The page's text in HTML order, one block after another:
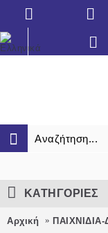
ΚΑΤΗΓΟΡΙΕΣ
Αρχική